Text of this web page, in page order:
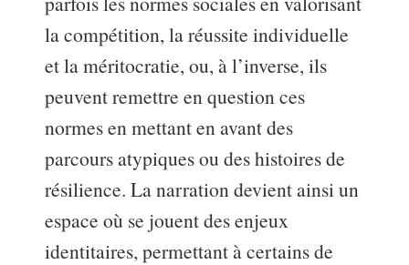
la compétition, la réussite individuelle
et la méritocratie, ou, à l’inverse, ils
peuvent remettre en question ces
normes en mettant en avant des
parcours atypiques ou des histoires de
résilience. La narration devient ainsi un
espace où se jouent des enjeux
identitaires, permettant à certains de